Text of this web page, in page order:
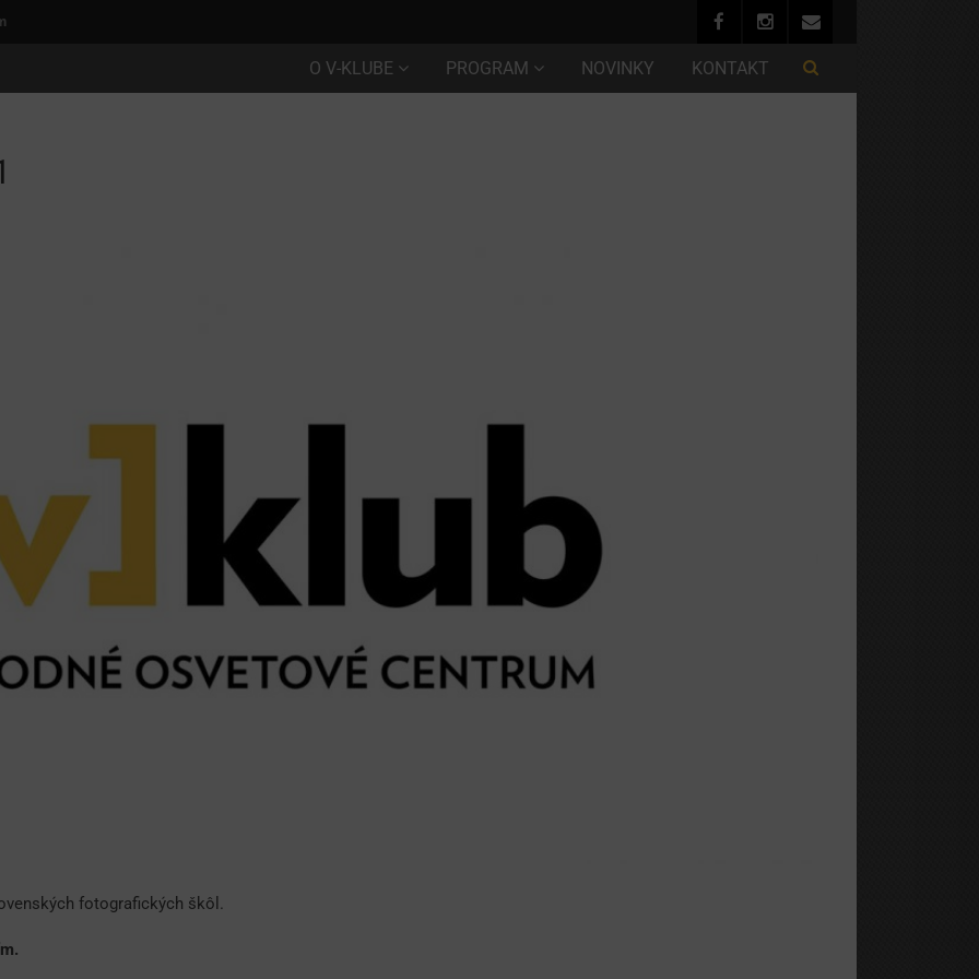
O V-KLUBE PROGRAM NOVINKY KONTAKT
fotografických škôl.